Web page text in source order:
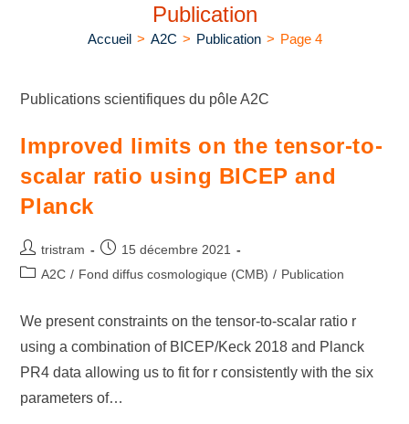
Publication
Accueil > A2C > Publication > Page 4
Publications scientifiques du pôle A2C
Improved limits on the tensor-to-
scalar ratio using BICEP and
Planck
tristram
15 décembre 2021
A2C / Fond diffus cosmologique (CMB) / Publication
We present constraints on the tensor-to-scalar ratio r
using a combination of BICEP/Keck 2018 and Planck
PR4 data allowing us to fit for r consistently with the six
parameters of…